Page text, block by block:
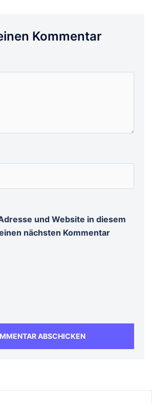
Kommentar
und Website in diesem
nächsten Kommentar